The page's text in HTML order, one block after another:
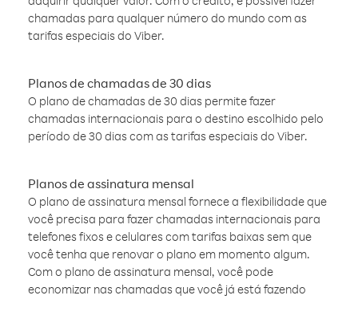
chamadas para qualquer número do mundo com as
tarifas especiais do Viber.
Planos de chamadas de 30 dias
O plano de chamadas de 30 dias permite fazer
chamadas internacionais para o destino escolhido pelo
período de 30 dias com as tarifas especiais do Viber.
Planos de assinatura mensal
O plano de assinatura mensal fornece a flexibilidade que
você precisa para fazer chamadas internacionais para
telefones fixos e celulares com tarifas baixas sem que
você tenha que renovar o plano em momento algum.
Com o plano de assinatura mensal, você pode
economizar nas chamadas que você já está fazendo